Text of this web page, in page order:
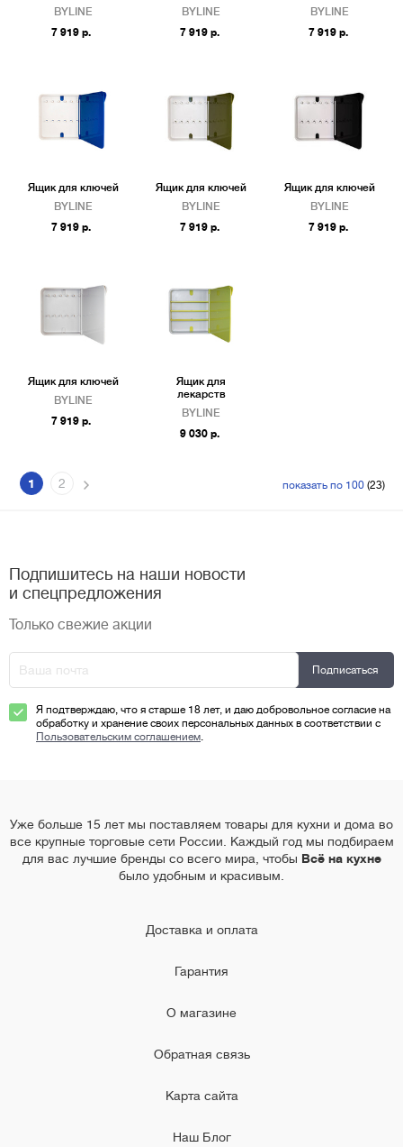
BYLINE
7 919 р.
BYLINE
7 919 р.
BYLINE
7 919 р.
Ящик для ключей
BYLINE
7 919 р.
Ящик для ключей
BYLINE
7 919 р.
Ящик для ключей
BYLINE
7 919 р.
Ящик для ключей
BYLINE
7 919 р.
Ящик для
лекарств
BYLINE
9 030 р.
1 2 показать по 100 (23)
Подпишитесь на наши новости
и спецпредложения
Только свежие акции
Я подтверждаю, что я старше 18 лет, и даю добровольное согласие на
обработку и хранение своих персональных данных в соответствии с
Пользовательским соглашением.
Уже больше 15 лет мы поставляем товары для кухни и дома во
все крупные торговые сети России. Каждый год мы подбираем
для вас лучшие бренды со всего мира, чтобы Всё на кухне
было удобным и красивым.
Доставка и оплата
Гарантия
О магазине
Обратная связь
Карта сайта
Наш Блог